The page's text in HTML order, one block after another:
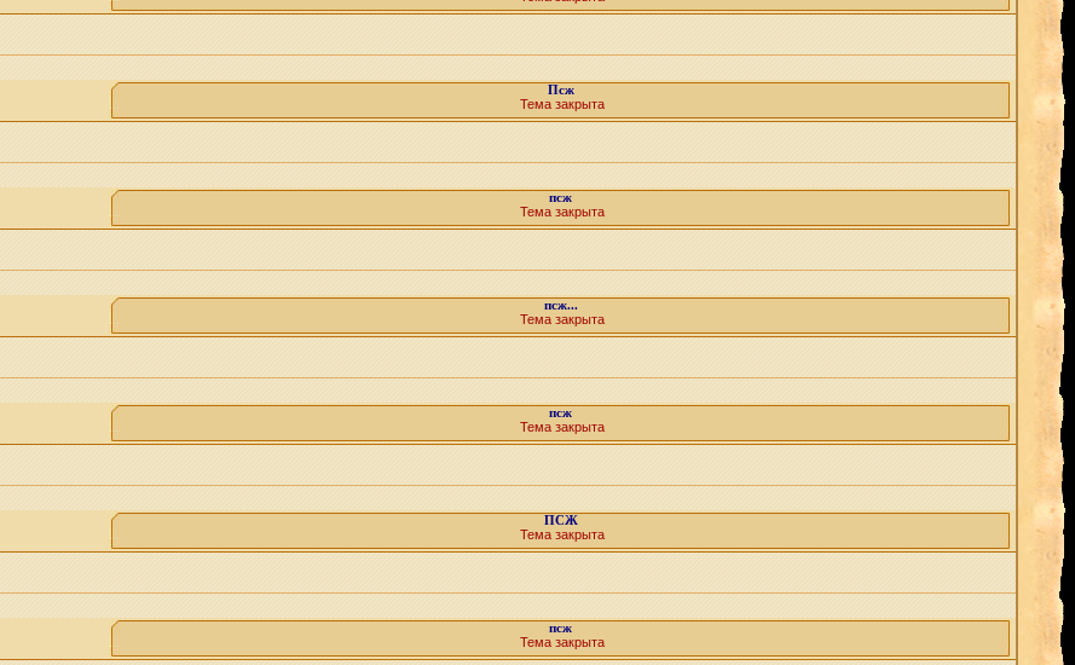
Псж
Тема закрыта
псж
Тема закрыта
псж...
Тема закрыта
псж
Тема закрыта
ПСЖ
Тема закрыта
псж
Тема закрыта